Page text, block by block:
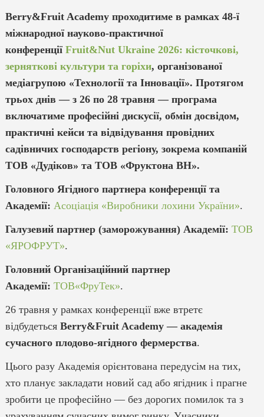
Berry&Fruit Academy проходитиме в рамках 48-ї
міжнародної науково-практичної
конференції Fruit&Nut Ukraine 2026: кісточкові,
зерняткові культури та горіхи, організованої
медіагрупою «Технології та Інновації». Протягом
трьох днів — з 26 по 28 травня — програма
включатиме професійні дискусії, обмін досвідом,
практичні кейси та відвідування провідних
садівничих господарств регіону, зокрема компаній
ТОВ «Дудіков» та ТОВ «Фруктона ВН».
Головного Ягідного партнера конференції та
Академії: Асоціація «Виробники лохини України».
Галузевий партнер (заморожування) Академії: ТОВ
«ЯРОФРУТ».
Головний Організаційний партнер
Академії: ТОВ«ФруТек».
26 травня у рамках конференції вже втретє
відбудеться Berry&Fruit Academy — академія
сучасного плодово-ягідного фермерства.
Цього разу Академія орієнтована передусім на тих,
хто планує закладати новий сад або ягідник і прагне
зробити це професійно — без дорогих помилок та з